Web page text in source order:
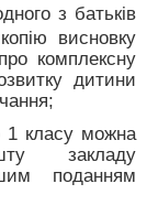
з батьків
висновку
комплексну
дитини
1 класу можна
закладу
поданням